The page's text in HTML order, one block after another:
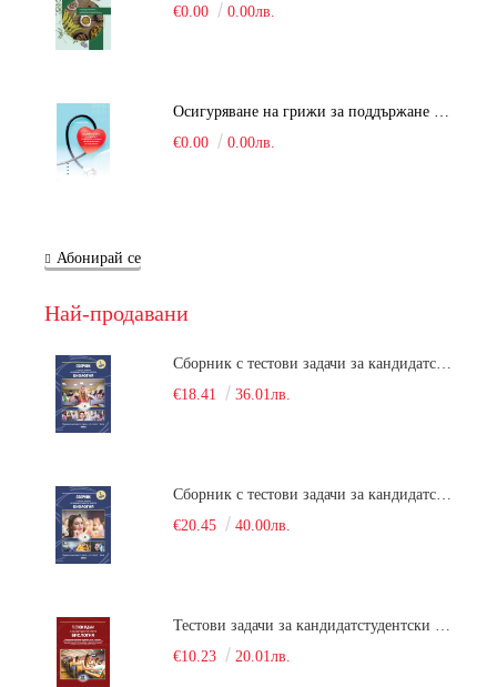
€0.00
0.00лв.
€0.00
0.00лв.
Абонирай се
Най-продавани
€18.41
36.01лв.
€20.45
40.00лв.
€10.23
20.01лв.